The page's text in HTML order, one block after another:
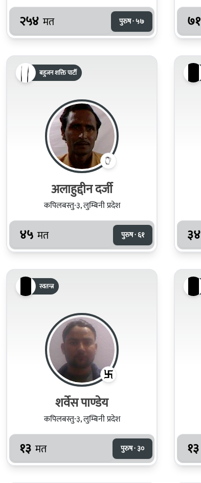
२५४ मत पुरुष · ५७ ७१
बहुजन शक्ति पार्टी
अलाहुद्दीन दर्जी
कपिलबस्तु-३, लुम्बिनी प्रदेश
४५ मत पुरुष · ६१ ३४
स्वतन्त्र
शर्वेस पाण्डेय
कपिलबस्तु-३, लुम्बिनी प्रदेश
१३ मत पुरुष · ३० १३